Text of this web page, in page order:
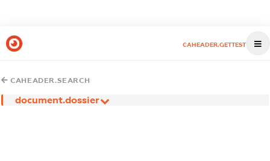
CAHEADER.GETTEST
CAHEADER.SEARCH
document.dossier